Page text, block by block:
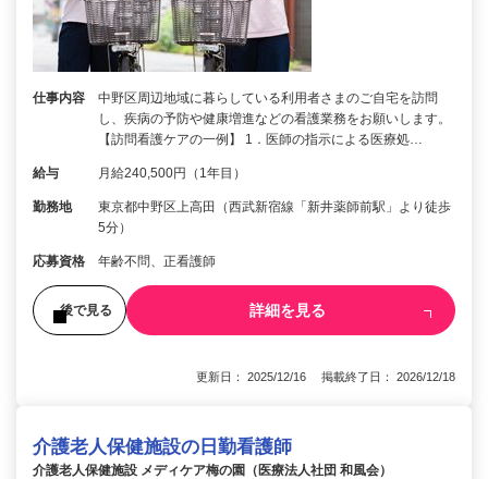
仕事内容
中野区周辺地域に暮らしている利用者さまのご自宅を訪問
し、疾病の予防や健康増進などの看護業務をお願いします。
【訪問看護ケアの一例】 1．医師の指示による医療処…
給与 月給240,500円（1年目）
勤務地
東京都中野区上高田（西武新宿線「新井薬師前駅」より徒歩
5分）
応募資格 年齢不問、正看護師
後で見る 詳細を見る
更新日： 2025/12/16 掲載終了日： 2026/12/18
介護老人保健施設の日勤看護師
介護老人保健施設 メディケア梅の園（医療法人社団 和風会）